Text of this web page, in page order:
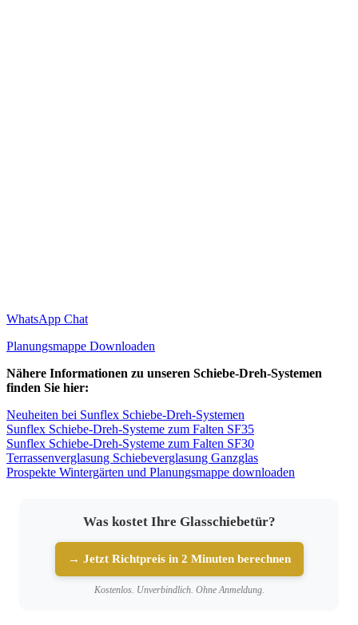
WhatsApp Chat
Planungsmappe Downloaden
Nähere Informationen zu unseren Schiebe-Dreh-Systemen
finden Sie hier:
Neuheiten bei Sunflex Schiebe-Dreh-Systemen
Sunflex Schiebe-Dreh-Systeme zum Falten SF35
Sunflex Schiebe-Dreh-Systeme zum Falten SF30
Terrassenverglasung Schiebeverglasung Ganzglas
Prospekte Wintergärten und Planungsmappe downloaden
Was kostet Ihre Glasschiebetür?
→ Jetzt Richtpreis in 2 Minuten berechnen
Kostenlos. Unverbindlich. Ohne Anmeldung.